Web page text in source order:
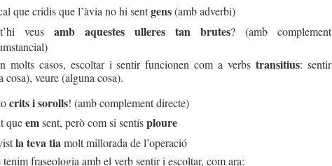
que cridis que l’àvia no hi sentgens(amb adverbi)
veus amb aquestes ulleres tan brutes? (amb complement
molts casos, escoltar i sentir funcionen com a verbs transitius: sentir
cosa), veure (alguna cosa).
crits i sorolls! (amb complement directe)
queemsent, però com si sentísploure
la teva tiamolt millorada de l’operació
tenim fraseologia amb el verb sentir i escoltar, com ara: